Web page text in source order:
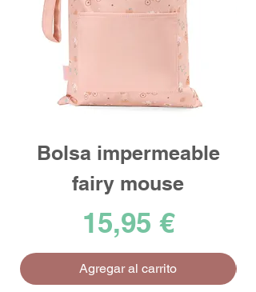
Bolsa impermeable
fairy mouse
Precio
15,95 €
Agregar al carrito